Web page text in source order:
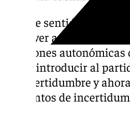
En este sentido,
de volver a aspirar a la
elecciones
sería «introducir al
de incertidumbre y
elementos de